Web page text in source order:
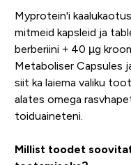
Myprotein'i
mitmeid kapsleid ja
berberiini + 40 µg
Metaboliser Capsules
siit ka laiema valiku
alates omega
toiduaineteni.
Millist toodet